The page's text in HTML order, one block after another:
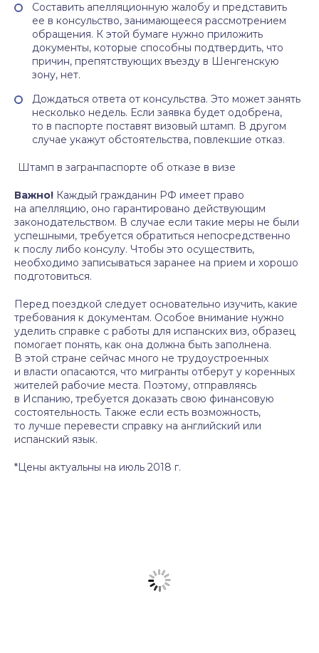
Составить апелляционную жалобу и представить
ее в консульство, занимающееся рассмотрением
обращения. К этой бумаге нужно приложить
документы, которые способны подтвердить, что
причин, препятствующих въезду в Шенгенскую
зону, нет.
Дождаться ответа от консульства. Это может занять
несколько недель. Если заявка будет одобрена,
то в паспорте поставят визовый штамп. В другом
случае укажут обстоятельства, повлекшие отказ.
Штамп в загранпаспорте об отказе в визе
Важно! Каждый гражданин РФ имеет право
на апелляцию, оно гарантировано действующим
законодательством. В случае если такие меры не были
успешными, требуется обратиться непосредственно
к послу либо консулу. Чтобы это осуществить,
необходимо записываться заранее на прием и хорошо
подготовиться.
Перед поездкой следует основательно изучить, какие
требования к документам. Особое внимание нужно
уделить справке с работы для испанских виз, образец
помогает понять, как она должна быть заполнена.
В этой стране сейчас много не трудоустроенных
и власти опасаются, что мигранты отберут у коренных
жителей рабочие места. Поэтому, отправляясь
в Испанию, требуется доказать свою финансовую
состоятельность. Также если есть возможность,
то лучше перевести справку на английский или
испанский язык.
*Цены актуальны на июль 2018 г.